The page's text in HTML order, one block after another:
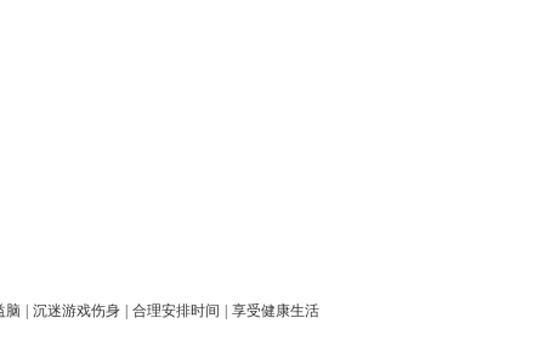
脑 沉迷游戏伤身 合理安排时间 享受健康生活